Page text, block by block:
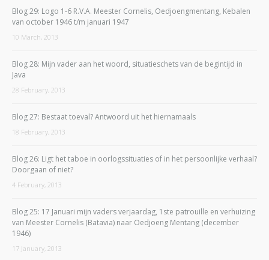
Blog 29: Logo 1-6 R.V.A. Meester Cornelis, Oedjoengmentang, Kebalen
van october 1946 t/m januari 1947
10 March, 2013
Blog 28: Mijn vader aan het woord, situatieschets van de begintijd in
Java
28 February, 2013
Blog 27: Bestaat toeval? Antwoord uit het hiernamaals
18 February, 2013
Blog 26: Ligt het taboe in oorlogssituaties of in het persoonlijke verhaal?
Doorgaan of niet?
4 February, 2013
Blog 25: 17 Januari mijn vaders verjaardag, 1ste patrouille en verhuizing
van Meester Cornelis (Batavia) naar Oedjoeng Mentang (december
1946)
17 January, 2013